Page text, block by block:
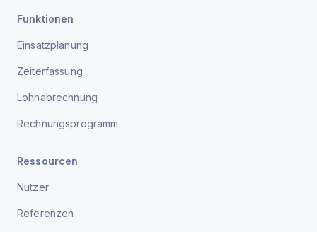
Funktionen
Einsatzplanung
Zeiterfassung
Lohnabrechnung
Rechnungsprogramm
Ressourcen
Nutzer
Referenzen